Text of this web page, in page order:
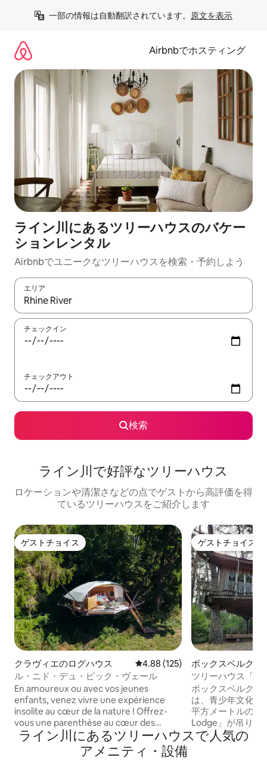
一部の情報は自動翻訳されています。 原文を表示
Airbnbでホスティング
ライン川にあるツリーハウスのバケー
ションレンタル
Airbnbでユニークなツリーハウスを検索・予約しよう
エリア
検索結果が表示されたら、上下の矢印キーを使って移動するか
チェックイン
チェックアウト
検索
ライン川で好評なツリーハウス
ロケーションや清潔さなどの点でゲストから高評価を得
ているツリーハウスをご紹介します
ゲストチョイス
ゲストチョイス
クラヴィエのログハウス レビュー125件、5つ星中4.88つ
4.88 (125)
ル・ニド・デュ・ピック・ヴェール
En amoureux ou avec vos jeunes
enfants, venez vivre une expérience
insolite au cœur de la nature ! Offrez-
vous une parenthèse au cœur des
arbres, dans une tente suspendue
surplombant la vallée de Pailhe. Ici,
l'expérience se vit autrement : dormir en
ゲストチョイス
ゲストチョイス
ボックスベルクの
ス
ツリーハウス「
Boxberg
ボックスベルクの
は、青少年文化協
平方メートルのツ
Lodge」が吊り下
ペルタールの素晴
ら、寝室で一緒
ライン川にあるツリーハウスで人気の
アメニティ・設備